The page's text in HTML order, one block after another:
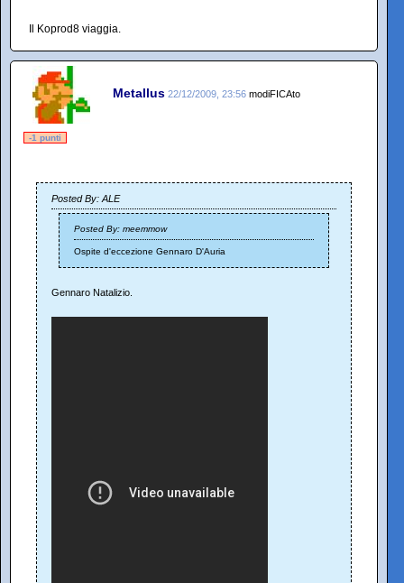
Il Koprod8 viaggia.
Metallus 22/12/2009, 23:56 modiFICAto
-1 punti
Posted By: ALE
Posted By: meemmow
Ospite d'eccezione Gennaro D'Auria
Gennaro Natalizio.